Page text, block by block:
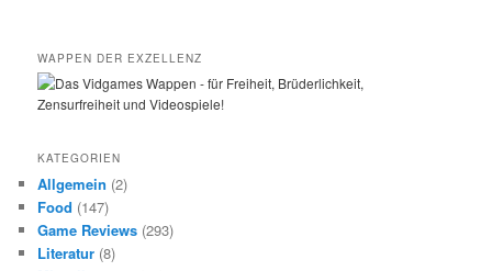
WAPPEN DER EXZELLENZ
KATEGORIEN
Allgemein (2)
Food (147)
Game Reviews (293)
Literatur (8)